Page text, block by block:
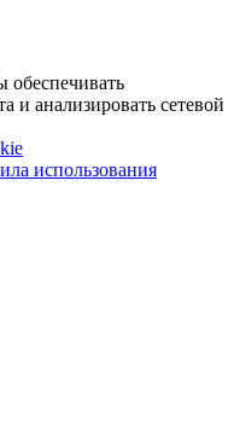
и анализировать сетевой
использования